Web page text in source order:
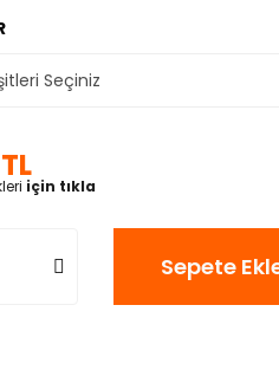
için tıkla
Sepete